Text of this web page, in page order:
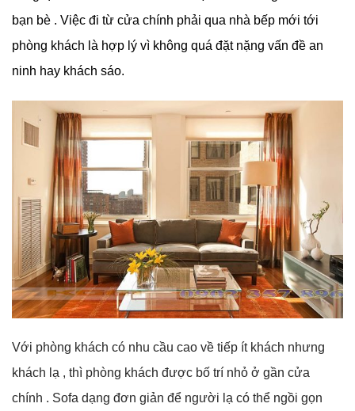
bạn bè . Việc đi từ cửa chính phải qua nhà bếp mới tới
phòng khách là hợp lý vì không quá đặt nặng vấn đề an
ninh hay khách sáo.
Với phòng khách có nhu cầu cao về tiếp ít khách nhưng
khách lạ , thì phòng khách được bố trí nhỏ ở gần cửa
chính . Sofa dạng đơn giản để người lạ có thể ngồi gọn